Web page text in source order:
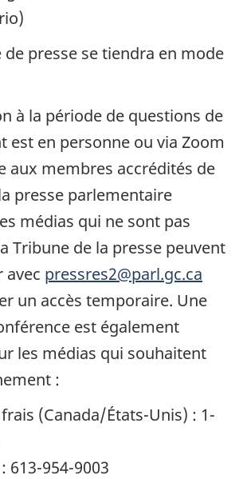
de presse se tiendra en mode
à la période de questions de
est en personne ou via Zoom
aux membres accrédités de
presse parlementaire
médias qui ne sont pas
Tribune de la presse peuvent
avec pressres2@parl.gc.ca
un accès temporaire. Une
est également
les médias qui souhaitent
:
(Canada/États-Unis) : 1-
613-954-9003